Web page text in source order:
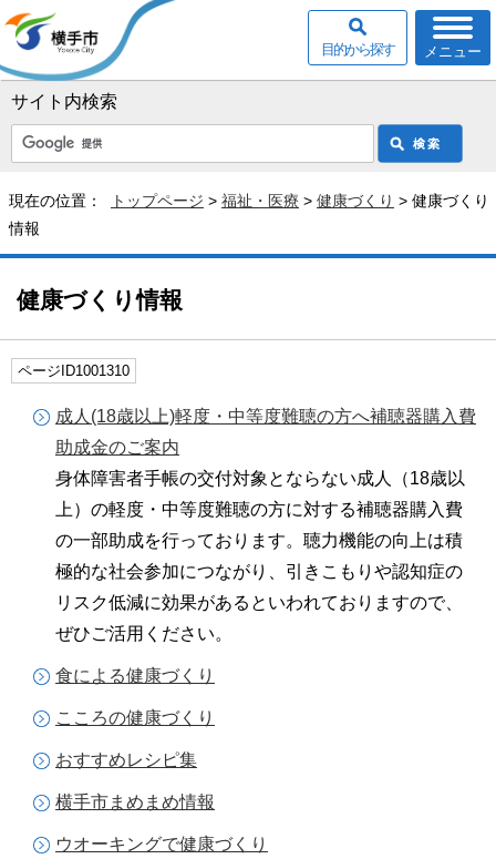
サイト内検索
メニュー
目的から探す
現在の位置： トップページ > 福祉・医療 > 健康づくり > 健康づくり
情報
健康づくり情報
ページID1001310
成人(18歳以上)軽度・中等度難聴の方へ補聴器購入費
助成金のご案内
身体障害者手帳の交付対象とならない成人（18歳以
上）の軽度・中等度難聴の方に対する補聴器購入費
の一部助成を行っております。聴力機能の向上は積
極的な社会参加につながり、引きこもりや認知症の
リスク低減に効果があるといわれておりますので、
ぜひご活用ください。
食による健康づくり
こころの健康づくり
おすすめレシピ集
横手市まめまめ情報
ウオーキングで健康づくり